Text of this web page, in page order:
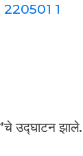
उद्घाटन झाले.